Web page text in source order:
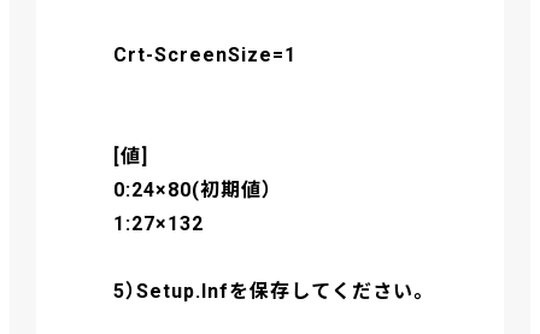
Crt-ScreenSize=1
[値]
0:24×80(初期値）
1:27×132
5）Setup.Infを保存してください。